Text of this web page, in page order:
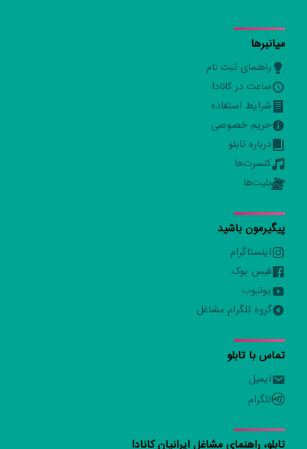
میانبرها
راهنمای ثبت نام
ساعت در کانادا
شرایط استفاده
حریم خصوصی
درباره تابلو
کنسرت‌ها
بلیت‌ها
پیگیرمون باشید
اینستاگرام
فیس بوک
یوتیوب
گروه تلگرام مشاغل
تماس با تابلو
ایمیل
تلگرام
تابلو، راهنمای مشاغل ایرانیان کانادا